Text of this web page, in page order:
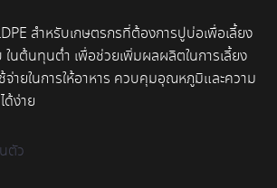
สำหรับเกษตรกรที่ต้องการปูบ่อเพื่อเลี้ยง
ในต้นทุนต่ำ เพื่อช่วยเพิ่มผลผลิตในการเลี้ยง
จ่ายในการให้อาหาร ควบคุมอุณหภูมิและความ
ด้ง่าย
ตัว